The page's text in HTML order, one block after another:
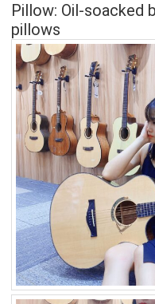
Pillow: Oil-soacked
pillows